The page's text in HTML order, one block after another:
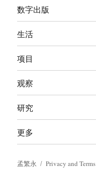
数字出版
生活
项目
观察
研究
更多
孟繁永 Privacy and Terms